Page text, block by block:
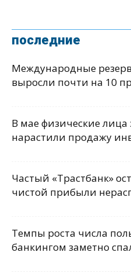
последние
Международные
выросли почти на 10
В мае физические лица
нарастили продажу
Частый «Трастбанк»
чистой прибыли
Темпы роста числа
банкингом заметно